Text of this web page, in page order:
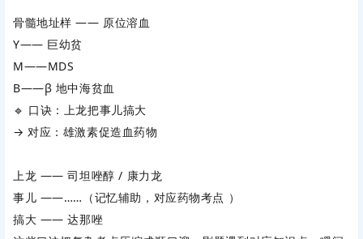
骨髓地址样 —— 原位溶血
Y—— 巨幼贫
M——MDS
B——β 地中海贫血
🔹 口诀：上龙把事儿搞大
→ 对应：雄激素促造血药物
上龙 —— 司坦唑醇 / 康力龙
事儿 ——……（记忆辅助，对应药物考点 ）
搞大 —— 达那唑